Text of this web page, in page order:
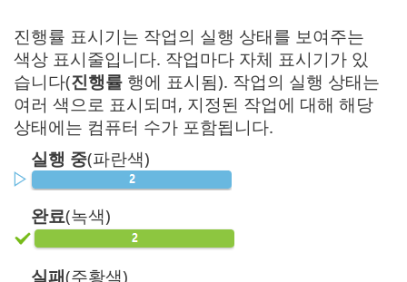
진행률 표시기는 작업의 실행 상태를 보여주는
색상 표시줄입니다. 작업마다 자체 표시기가 있
습니다(진행률 행에 표시됨). 작업의 실행 상태는
여러 색으로 표시되며, 지정된 작업에 대해 해당
상태에는 컴퓨터 수가 포함됩니다.
실행 중(파란색)
완료(녹색)
실패(주황색)